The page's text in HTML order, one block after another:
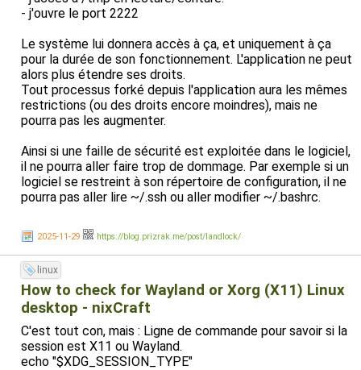
- j'ouvre le port 2222
Le système lui donnera accès à ça, et uniquement à ça
pour la durée de son fonctionnement. L'application ne peut
alors plus étendre ses droits.
Tout processus forké depuis l'application aura les mêmes
restrictions (ou des droits encore moindres), mais ne
pourra pas les augmenter.
Ainsi si une faille de sécurité est exploitée dans le logiciel,
il ne pourra aller faire trop de dommage. Par exemple si un
logiciel se restreint à son répertoire de configuration, il ne
pourra pas aller lire ~/.ssh ou aller modifier ~/.bashrc.
Par rapport à SELinux ou AppArmor, l'API est plus simple à
utiliser et surtout elle ne nécessite pas
d'intervention/activation de la part de l'administrateur.
L'API landlock est disponible depuis le noyau 5.13 et peut
donc être naturellement intégrée à n'importe quelle
application.
2025-11-29 https://blog.prizrak.me/post/landlock/
linux
How to check for Wayland or Xorg (X11) Linux
desktop - nixCraft
C'est tout con, mais : Ligne de commande pour savoir si la
session est X11 ou Wayland.
echo "$XDG_SESSION_TYPE"